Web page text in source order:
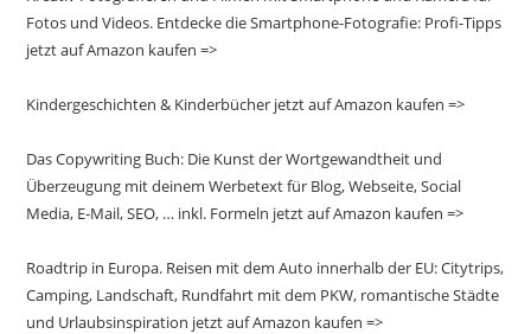
Fotos und Videos. Entdecke die Smartphone-Fotografie: Profi-Tipps
jetzt auf Amazon kaufen =>
Kindergeschichten & Kinderbücher jetzt auf Amazon kaufen =>
Das Copywriting Buch: Die Kunst der Wortgewandtheit und
Überzeugung mit deinem Werbetext für Blog, Webseite, Social
Media, E-Mail, SEO, … inkl. Formeln jetzt auf Amazon kaufen =>
Roadtrip in Europa. Reisen mit dem Auto innerhalb der EU: Citytrips,
Camping, Landschaft, Rundfahrt mit dem PKW, romantische Städte
und Urlaubsinspiration jetzt auf Amazon kaufen =>